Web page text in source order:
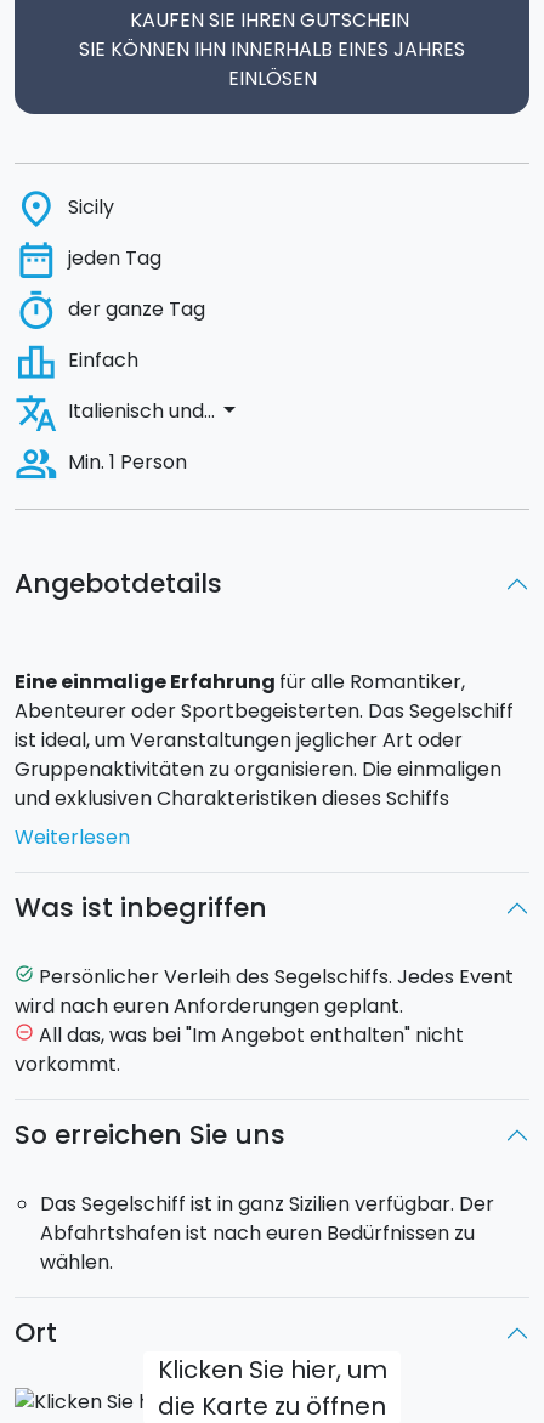
Angebotdetails
Eine einmalige Erfahrung für alle Romantiker,
Abenteurer oder Sportbegeisterten. Das Segelschiff
ist ideal, um Veranstaltungen jeglicher Art oder
Gruppenaktivitäten zu organisieren. Die einmaligen
und exklusiven Charakteristiken dieses Schiffs
zusammen mit der Gastfreundlichkeit des Teams
wie z.B. der Besuch eines Segelkurses. Tagsüber wird
zu versteckten Häfen, unentdeckten Orten und
unberührten Buchten gesegelt, zu unerforschten
Plätzen des Mittelmeers mit kristallklarem Wasser, zu
Diejenigen, die die Bewegung des Meeres erleben
möchten, können verschiedene
Tauchgänge.
Zwei motorisierte Gummiboote mit 8 Meter Länge
stehen für die Sportaktivitäten zur Verfügung und
können außerdem als Transportmittel dienen, um
naheliegende Strände oder Örtlichkeiten zu
erreichen.
Die Gäste werden sich in einem vornehmen Ambiente
Weiterlesen
Was ist inbegriffen
task_alt Persönlicher Verleih des Segelschiffs. Jedes Event
wird nach euren Anforderungen geplant.
remove_circle_outline All das, was bei "Im Angebot enthalten" nicht
vorkommt.
So erreichen Sie uns
Das Segelschiff ist in ganz Sizilien verfügbar. Der
Abfahrtshafen ist nach euren Bedürfnissen zu
wählen.
Ort
Klicken Sie hier, um
die Karte zu öffnen
KAUFEN SIE IHREN GUTSCHEIN
SIE KÖNNEN IHN INNERHALB EINES JAHRES
EINLÖSEN
place Sicily
date_range jeden Tag
timer der ganze Tag
leaderboard Einfach
translate Italienisch und... arrow_drop_down
people_alt Min. 1 Person